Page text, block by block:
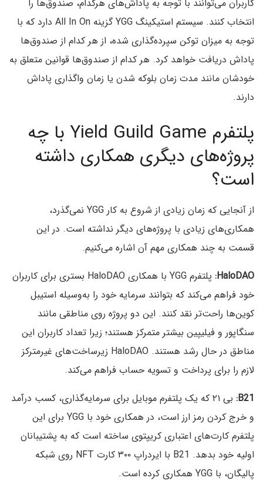
کاربران می‌توانند با توجه به پاداش‌های هرکدام، صندوق‌ها را
انتخاب کنند. سیستم استیکینگ YGG گزینه All In On دارد که با
توجه به میزان توکن سپرده‌گذاری شده، از هر کدام از صندوق‌ها
پاداش دریافت خواهد کرد. هر کدام از صندوق‌ها قوانین متعلق به
خودشان مانند مدت زمان بلوکه شدن یا زمان واگذاری پاداش
دارند.
پلتفرم Yield Guild Game با چه
پروژه‌های دیگری همکاری داشته
است؟
از آنجایی که زمان زیادی از شروع به کار YGG نمی‌گذرد،
همکاری‌های زیادی با پروژه‌های دیگر نداشته است. در این
قسمت به چند همکاری مهم آن اشاره می‌کنیم.
HaloDAO:
پلتفرم YGG با همکاری HaloDAO بستری برای کاربران
خود فراهم می‌کند که بتوانند سرمایه خود را به‌وسیله استیبل
کوین‌ها راحت‌تر نقد کنند. این دو پروژه روی مناطقی مانند
سنگاپور و فیلیپین بیشتر متمرکز هستند؛ زیرا تعداد کاربران این
مناطق در حال رشد هستند. HaloDAO زیرساخت‌های غیرمترکز
لازم را برای پرداخت و تسویه حساب فراهم می‌کند.
B21:
بی ۲۱ که یک پلتفرم موبایل برای سرمایه‌گذاری، کسب درآمد
و خرج کردن رمز ارز است، در همکاری خود با YGG برای این
پلتفرم کارت‌های اعتباری کریپتوی ساخته است که به پشتیبانان
اولیه خود بدهد. B21 با ایردراپ ۳۰۰ کارت NFT روی شبکه
پالیگان، با YGG همکاری کرده است.